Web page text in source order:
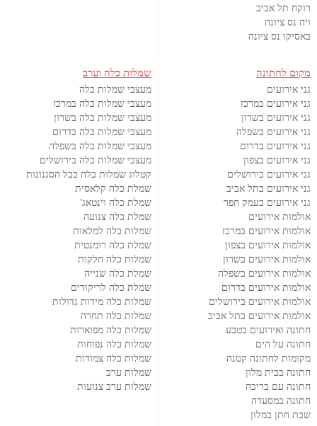
רוקח תל אביב
ויה נס ציונה
באסיקו נס ציונה
מקום לחתונה
גני אירועים
גני אירועים במרכז
גני אירועים בשרון
גני אירועים בשפלה
גני אירועים בדרום
גני אירועים בצפון
גני אירועים בירושלים
גני אירועים בתל אביב
גני אירועים בעמק חפר
אולמות אירועים
אולמות אירועים במרכז
אולמות אירועים בצפון
אולמות אירועים בשרון
אולמות אירועים בשפלה
אולמות אירועים בדרום
אולמות אירועים בירושלים
אולמות אירועים בתל אביב
חתונה ואירועים בטבע
חתונה על הים
מקומות לחתונה קטנה
חתונה בבית מלון
חתונה עם בריכה
חתונה במסעדה
שבת חתן במלון
שמלות כלה וערב
מעצבי שמלות כלה
מעצבי שמלות כלה במרכז
מעצבי שמלות כלה בשרון
מעצבי שמלות כלה בדרום
מעצבי שמלות כלה בשפלה
מעצבי שמלות כלה בירושלים
קטלוג שמלות כלה בכל הסגנונות
שמלת כלה קלאסית
שמלת כלה וינטאג'
שמלת כלה צנועה
שמלות כלה למלאות
שמלת כלה רומנטית
שמלות כלה חלקות
שמלת כלה שנייה
שמלת כלה לריקודים
שמלות כלה מידות גדולות
שמלות כלה תחרה
שמלות כלה מפוארות
שמלות כלה נפוחות
שמלות כלה צמודות
שמלות ערב
שמלות ערב צנועות